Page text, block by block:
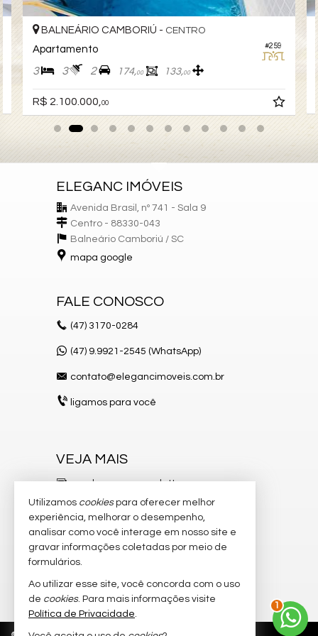
#259
BALNEÁRIO CAMBORIÚ - CENTRO
Apartamento
3 3 2 174,00 133,00
R$ 2.100.000, 00
ELEGANC IMÓVEIS
Avenida Brasil, nº 741 - Sala 9
Centro - 88330-043
Balneário Camboriú / SC
mapa google
FALE CONOSCO
(47) 3170-0284
(47) 9.9921-2545 (WhatsApp)
contato@elegancimoveis.com.br
ligamos para você
VEJA MAIS
receba nosso newsletter
indicadores financeiros
cadastre seu imóvel
imóveis favoritos
mapa de imóveis
Utilizamos cookiespara oferecer melhor
experiência, melhorar o desempenho,
analisar como você interage em nosso site e
gravar informações coletadas por meio de
formulários.
Ao utilizar esse site, você concorda com o uso
de cookies. Para mais informações visite
Política de Privacidade.